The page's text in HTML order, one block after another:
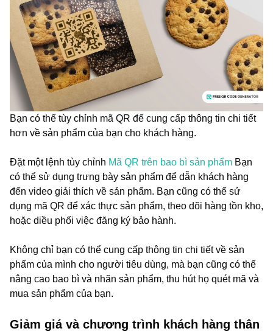
Bạn có thể tùy chỉnh mã QR để cung cấp thông tin chi tiết
hơn về sản phẩm của bạn cho khách hàng.
Đặt một lệnh tùy chỉnh Mã QR trên bao bì sản phẩm Bạn
có thể sử dụng trưng bày sản phẩm để dẫn khách hàng
đến video giải thích về sản phẩm. Bạn cũng có thể sử
dụng mã QR để xác thực sản phẩm, theo dõi hàng tồn kho,
hoặc diều phối việc đăng ký bảo hành.
Không chỉ bạn có thể cung cấp thông tin chi tiết về sản
phẩm của mình cho người tiêu dùng, mà bạn cũng có thể
nâng cao bao bì và nhãn sản phẩm, thu hút họ quét mã và
mua sản phẩm của bạn.
Giảm giá và chương trình khách hàng thân